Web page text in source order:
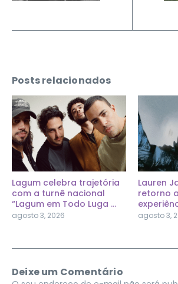
Posts relacionados
Lagum celebra trajetória
com a turnê nacional
“Lagum em Todo Luga ...
agosto 3, 2026
Lauren
retorno
agosto 3,
Deixe um Comentário